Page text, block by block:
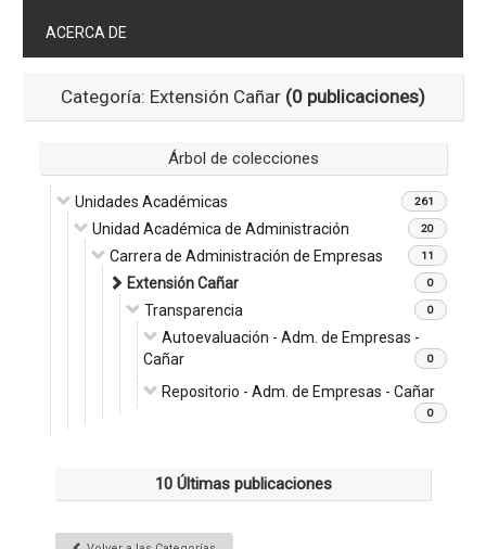
ACERCA DE
Categoría: Extensión Cañar (0 publicaciones)
Árbol de colecciones
Unidades Académicas 261
Unidad Académica de Administración 20
Carrera de Administración de Empresas 11
Extensión Cañar 0
Transparencia 0
Autoevaluación - Adm. de Empresas -
Cañar
0
Repositorio - Adm. de Empresas - Cañar
0
10 Últimas publicaciones